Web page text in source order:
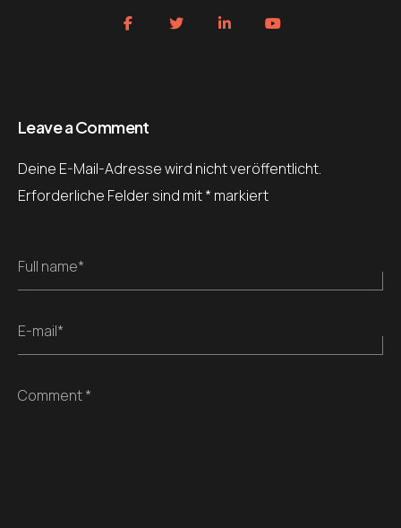
Leave a Comment
Deine E-Mail-Adresse wird nicht veröffentlicht.
Erforderliche Felder sind mit* markiert
Full name*
E-mail*
Comment *